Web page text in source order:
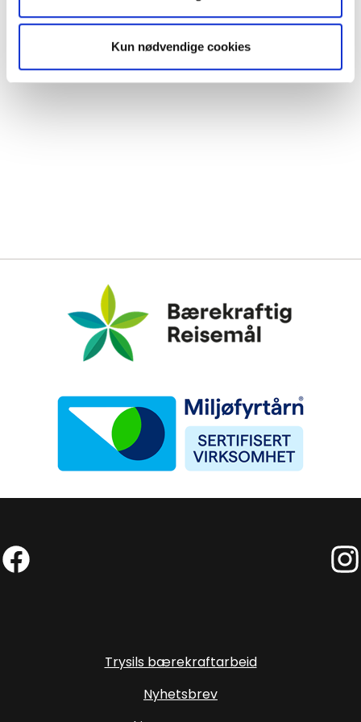
Kun nødvendige cookies
Fredag
09:00-17:00
09:00-17:00
Bærekraftig Reisemål
Miljøfyrtårn
Trysils bærekraftarbeid
Nyhetsbrev